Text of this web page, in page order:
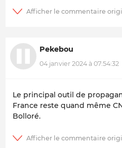
Pekebou
04 janvier 2024 à 07:54:32
Le principal outil de
France reste quand même
Bolloré.